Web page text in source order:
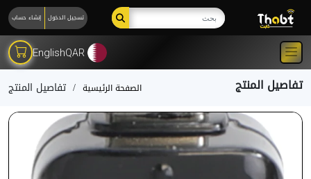
تسجيل الدخول إنشاء حساب
QAR
English
تفاصيل المنتج الصفحة الرئيسية تفاصيل المنتج